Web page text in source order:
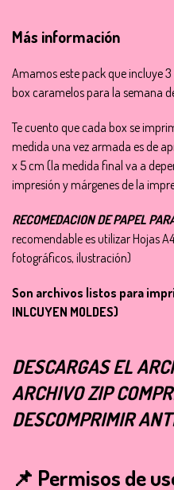
Más información
Amamos este pack que incluye
box caramelos para la semana
Te cuento que cada box se
medida una vez armada es de
x 5 cm (la medida final va a
impresión y márgenes de la
RECOMEDACION DE PAPEL
recomendable es utilizar Hojas
fotográficos, ilustración)
Son archivos listos para
INLCUYEN MOLDES)
DESCARGAS EL
ARCHIVO ZIP
DESCOMPRIMIR
📌 Permisos de